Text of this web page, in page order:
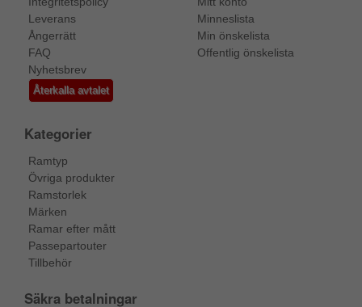
Leverans
Ångerrätt
FAQ
Nyhetsbrev
Återkalla avtalet
Minneslista
Min önskelista
Offentlig önskelista
Kategorier
Ramtyp
Övriga produkter
Ramstorlek
Märken
Ramar efter mått
Passepartouter
Tillbehör
Säkra betalningar